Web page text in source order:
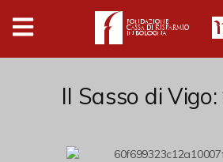
Digital
Humanities
DonazioniIl Sasso di